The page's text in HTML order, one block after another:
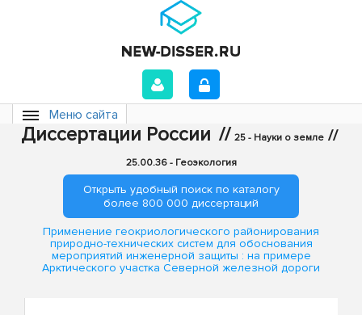
Меню сайта
Диссертации России // 25 - Науки о земле //
25.00.36 - Геоэкология
Открыть удобный поиск по каталогу
более 800 000 диссертаций
Применение геокриологического районирования
природно-технических систем для обоснования
мероприятий инженерной защиты : на примере
Арктического участка Северной железной дороги